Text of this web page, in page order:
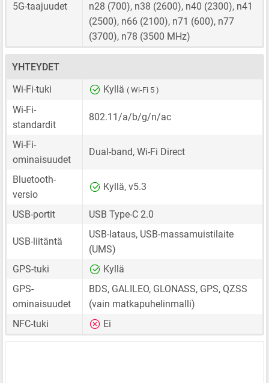
5G-taajuudet
n28 (700), n38 (2600), n40 (2300), n41
(2500), n66 (2100), n71 (600), n77
(3700), n78 (3500 MHz)
YHTEYDET
Wi-Fi-tuki
Kyllä ( Wi-Fi 5 )
Wi-Fi-
standardit
802.11/a/b/g/n/ac
Wi-Fi-
ominaisuudet
Dual-band, Wi-Fi Direct
Bluetooth-
versio
Kyllä, v5.3
USB-portit USB Type-C 2.0
USB-liitäntä
USB-lataus, USB-massamuistilaite
(UMS)
GPS-tuki
Kyllä
GPS-
ominaisuudet
BDS, GALILEO, GLONASS, GPS, QZSS
(vain matkapuhelinmalli)
NFC-tuki
Ei